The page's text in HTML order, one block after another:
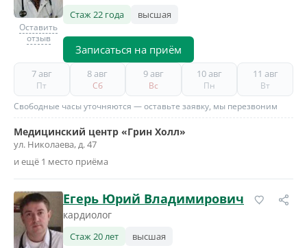
Оставить
отзыв
Стаж 22 года высшая
Записаться на приём
7 авг
Пт
8 авг
Сб
9 авг
Вс
10 авг
Пн
11 авг
Вт
Свободные часы уточняются — оставьте заявку, мы перезвоним
Медицинский центр «Грин Холл»
ул. Николаева, д. 47
и ещё 1 место приёма
Егерь Юрий Владимирович
кардиолог
Стаж 20 лет высшая